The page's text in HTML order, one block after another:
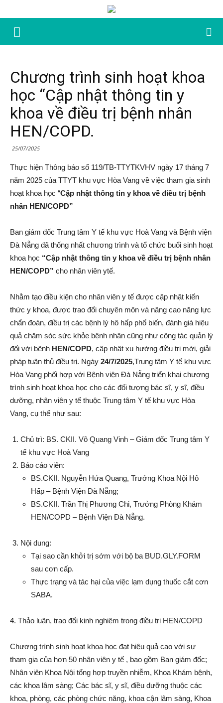
Chương trình sinh hoạt khoa
học “Cập nhật thông tin y
khoa về điều trị bệnh nhân
HEN/COPD.
25/07/2025
Thực hiện Thông báo số 119/TB-TTYTKVHV ngày 17 tháng 7
năm 2025 của TTYT khu vực Hòa Vang về việc tham gia sinh
hoạt khoa học “Cập nhật thông tin y khoa về điều trị bệnh
nhân HEN/COPD”
Ban giám đốc Trung tâm Y tế khu vực Hoà Vang và Bệnh viện
Đà Nẵng đã thống nhất chương trình và tổ chức buổi sinh hoạt
khoa học “Cập nhật thông tin y khoa về điều trị bệnh nhân
HEN/COPD” cho nhân viên ytế.
Nhằm tạo điều kiện cho nhân viên y tế được cập nhật kiến
thức y khoa, được trao đổi chuyên môn và nâng cao năng lực
chẩn đoán, điều trị các bệnh lý hô hấp phổ biến, đánh giá hiệu
quả chăm sóc sức khỏe bệnh nhân cũng như công tác quản lý
đối với bệnh HEN/COPD, cập nhật xu hướng điều trị mới, giải
pháp tuân thủ điều trị. Ngày 24/7/2025,Trung tâm Y tế khu vực
Hòa Vang phối hợp với Bệnh viện Đà Nẵng triển khai chương
trình sinh hoạt khoa học cho các đối tượng bác sĩ, y sĩ, điều
dưỡng, nhân viên y tế thuộc Trung tâm Y tế khu vực Hòa
Vang, cụ thể như sau:
Chủ trì: BS. CKII. Võ Quang Vinh – Giám đốc Trung tâm Y
tế khu vực Hoà Vang
Báo cáo viên:
BS.CKII. Nguyễn Hứa Quang, Trưởng Khoa Nội Hô
Hấp – Bệnh Viện Đà Nẵng;
BS.CKII. Trần Thị Phương Chi, Trưởng Phòng Khám
HEN/COPD – Bệnh Viện Đà Nẵng.
Nội dung:
Tại sao cần khởi trị sớm với bộ ba BUD.GLY.FORM
sau cơn cấp.
Thực trạng và tác hại của việc lạm dụng thuốc cắt cơn
SABA.
4. Thảo luận, trao đổi kinh nghiệm trong điều trị HEN/COPD
Chương trình sinh hoạt khoa học đạt hiệu quả cao với sự
tham gia của hơn 50 nhân viên y tế , bao gồm Ban giám đốc;
Nhân viên Khoa Nội tổng hợp truyền nhiễm, Khoa Khám bệnh,
các khoa lâm sàng; Các bác sĩ, y sĩ, điều dưỡng thuộc các
khoa, phòng, các phòng chức năng, khoa cận lâm sàng, Khoa